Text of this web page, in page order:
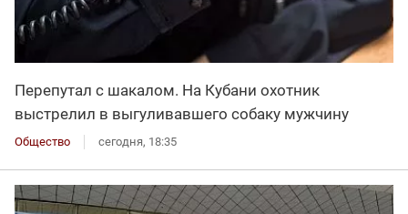
Перепутал с шакалом. На Кубани охотник
выстрелил в выгуливавшего собаку мужчину
Общество сегодня, 18:35